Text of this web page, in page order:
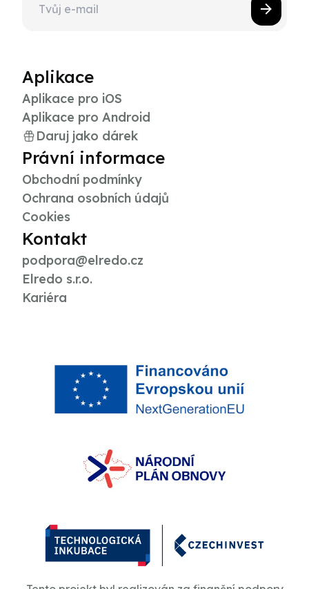
Aplikace
Aplikace pro iOS
Aplikace pro Android
Daruj jako dárek
Právní informace
Obchodní podmínky
Ochrana osobních údajů
Cookies
Kontakt
podpora@elredo.cz
Elredo s.r.o.
Kariéra